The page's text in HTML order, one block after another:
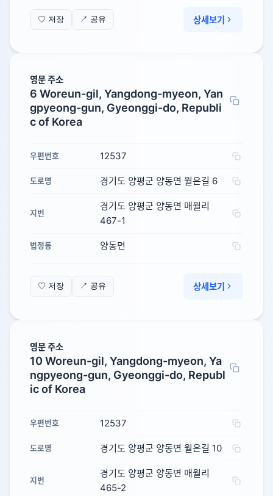
♡ 저장 ↗ 공유 상세보기
영문 주소
6 Woreun-gil, Yangdong-myeon, Yan
gpyeong-gun, Gyeonggi-do, Republi
c of Korea
우편번호 12537
도로명 경기도 양평군 양동면 월은길 6
지번
경기도 양평군 양동면 매월리
467-1
법정동 양동면
♡ 저장 ↗ 공유 상세보기
영문 주소
10 Woreun-gil, Yangdong-myeon, Ya
ngpyeong-gun, Gyeonggi-do, Republ
ic of Korea
우편번호 12537
도로명 경기도 양평군 양동면 월은길 10
지번
경기도 양평군 양동면 매월리
465-2